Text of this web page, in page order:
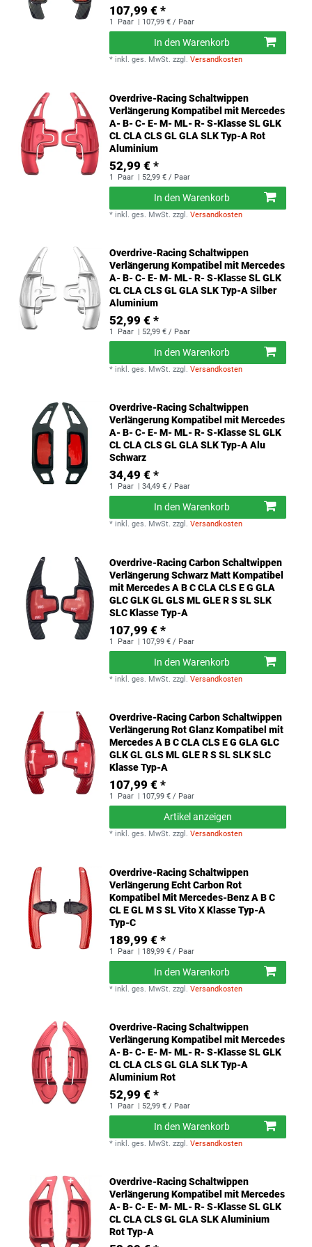
107,99 € *
1 Paar | 107,99 € / Paar
In den Warenkorb
* inkl. ges. MwSt. zzgl.Versandkosten
Overdrive-Racing Schaltwippen
Verlängerung Kompatibel mit Mercedes
A- B- C- E- M- ML- R- S-Klasse SL GLK
CL CLA CLS GL GLA SLK Typ-A Rot
Aluminium
52,99 € *
1 Paar | 52,99 € / Paar
In den Warenkorb
* inkl. ges. MwSt. zzgl.Versandkosten
Overdrive-Racing Schaltwippen
Verlängerung Kompatibel mit Mercedes
A- B- C- E- M- ML- R- S-Klasse SL GLK
CL CLA CLS GL GLA SLK Typ-A Silber
Aluminium
52,99 € *
1 Paar | 52,99 € / Paar
In den Warenkorb
* inkl. ges. MwSt. zzgl.Versandkosten
Overdrive-Racing Schaltwippen
Verlängerung Kompatibel mit Mercedes
A- B- C- E- M- ML- R- S-Klasse SL GLK
CL CLA CLS GL GLA SLK Typ-A Alu
Schwarz
34,49 € *
1 Paar | 34,49 € / Paar
In den Warenkorb
* inkl. ges. MwSt. zzgl.Versandkosten
Overdrive-Racing Carbon Schaltwippen
Verlängerung Schwarz Matt Kompatibel
mit Mercedes A B C CLA CLS E G GLA
GLC GLK GL GLS ML GLE R S SL SLK
SLC Klasse Typ-A
107,99 € *
1 Paar | 107,99 € / Paar
In den Warenkorb
* inkl. ges. MwSt. zzgl.Versandkosten
Overdrive-Racing Carbon Schaltwippen
Verlängerung Rot Glanz Kompatibel mit
Mercedes A B C CLA CLS E G GLA GLC
GLK GL GLS ML GLE R S SL SLK SLC
Klasse Typ-A
107,99 € *
1 Paar | 107,99 € / Paar
Artikel anzeigen
* inkl. ges. MwSt. zzgl.Versandkosten
Overdrive-Racing Schaltwippen
Verlängerung Echt Carbon Rot
Kompatibel Mit Mercedes-Benz A B C
CL E GL M S SL Vito X Klasse Typ-A
Typ-C
189,99 € *
1 Paar | 189,99 € / Paar
In den Warenkorb
* inkl. ges. MwSt. zzgl.Versandkosten
Overdrive-Racing Schaltwippen
Verlängerung Kompatibel mit Mercedes
A- B- C- E- M- ML- R- S-Klasse SL GLK
CL CLA CLS GL GLA SLK Typ-A
Aluminium Rot
52,99 € *
1 Paar | 52,99 € / Paar
In den Warenkorb
* inkl. ges. MwSt. zzgl.Versandkosten
Overdrive-Racing Schaltwippen
Verlängerung Kompatibel mit Mercedes
A- B- C- E- M- ML- R- S-Klasse SL GLK
CL CLA CLS GL GLA SLK Aluminium
Rot Typ-A